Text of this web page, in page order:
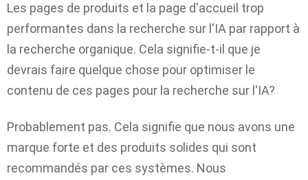
Les pages de produits et la page d'accueil trop
performantes dans la recherche sur l'IA par rapport à
la recherche organique. Cela signifie-t-il que je
devrais faire quelque chose pour optimiser le
contenu de ces pages pour la recherche sur l'IA?
Probablement pas. Cela signifie que nous avons une
marque forte et des produits solides qui sont
recommandés par ces systèmes. Nous